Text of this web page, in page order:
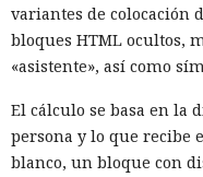
variantes de colocación
bloques HTML ocultos,
«asistente», así como
El cálculo se basa en la
persona y lo que recibe
blanco, un bloque con